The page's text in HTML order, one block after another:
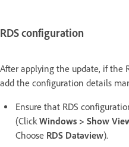
RDS configuration
After applying the update, if the
add the configuration details
Ensure that RDS
(ClickWindows > Show
Choose RDS Dataview).